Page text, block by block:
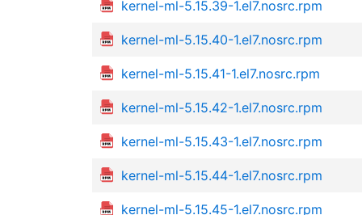
kernel-ml-5.15.39-1.el7.nosrc.rpm
kernel-ml-5.15.40-1.el7.nosrc.rpm
kernel-ml-5.15.41-1.el7.nosrc.rpm
kernel-ml-5.15.42-1.el7.nosrc.rpm
kernel-ml-5.15.43-1.el7.nosrc.rpm
kernel-ml-5.15.44-1.el7.nosrc.rpm
kernel-ml-5.15.45-1.el7.nosrc.rpm